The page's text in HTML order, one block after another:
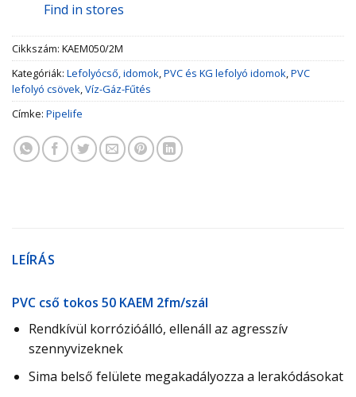
Find in stores
Cikkszám: KAEM050/2M
Kategóriák: Lefolyócső, idomok,PVC és KG lefolyó idomok,PVC
lefolyó csövek,Víz-Gáz-Fűtés
Címke: Pipelife
LEÍRÁS
PVC cső tokos 50 KAEM 2fm/szál
Rendkívül korrózióálló, ellenáll az agresszív
szennyvizeknek
Sima belső felülete megakadályozza a lerakódásokat